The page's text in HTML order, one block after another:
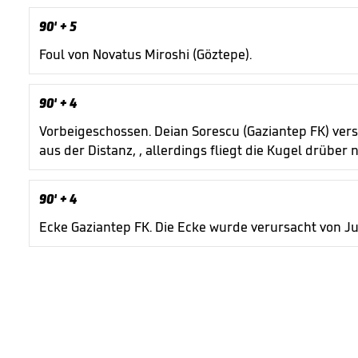
90'+ 5
Foul von Novatus Miroshi (Göztepe).
90'+ 4
Vorbeigeschossen. Deian Sorescu (Gaziantep FK)
aus der Distanz, , allerdings fliegt die Kugel drüber
90'+ 4
Ecke Gaziantep FK. Die Ecke wurde verursacht von